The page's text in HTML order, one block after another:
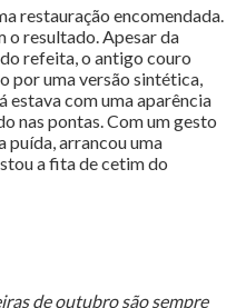
restauração encomendada.
o resultado. Apesar da
refeita, o antigo couro
por uma versão sintética,
estava com uma aparência
nas pontas. Com um gesto
puída, arrancou uma
a fita de cetim do
de outubro são sempre